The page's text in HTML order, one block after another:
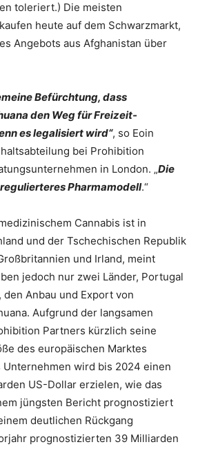
toleriert.) Die meisten
heute auf dem Schwarzmarkt,
Angebots aus Afghanistan über
Befürchtung, dass
den Weg für Freizeit-
es legalisiert wird“, so Eoin
bei Prohibition
in London. „Die
Pharmamodell.“
Cannabis ist in
und der Tschechischen Republik
und Irland, meint
jedoch nur zwei Länder, Portugal
Anbau und Export von
Aufgrund der langsamen
Partners kürzlich seine
des europäischen Marktes
Unternehmen wird bis 2024 einen
US-Dollar erzielen, wie das
jüngsten Bericht prognostiziert
deutlichen Rückgang
prognostizierten 39 Milliarden